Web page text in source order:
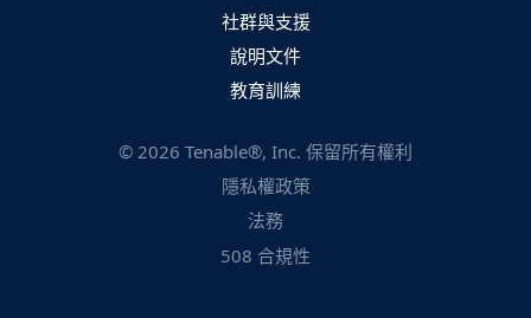
社群與支援
說明文件
教育訓練
© 2026 Tenable®, Inc. 保留所有權利
隱私權政策
法務
508 合規性